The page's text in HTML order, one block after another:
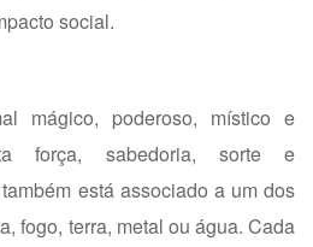
social.
mágico, poderoso, místico e
força, sabedoria, sorte e
está associado a um dos
fogo, terra, metal ou água. Cada